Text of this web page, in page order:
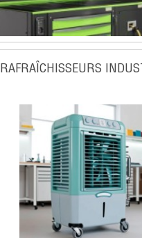
RAFRAÎCHISSEURS